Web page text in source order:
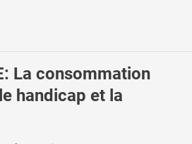
La consommation
handicap et la